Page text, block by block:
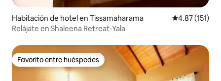
Habitación de hotel en Tissamaharama Calificación
4.87 (151)
Relájate en Shaleena Retreat-Yala
Favorito entre huéspedes
Favorito entre huéspedes